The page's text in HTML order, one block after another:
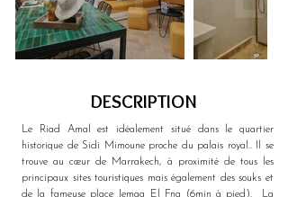
DESCRIPTION
Le Riad Amal est idéalement situé dans le quartier
historique de Sidi Mimoune proche du palais royal.. Il se
trouve au cœur de Marrakech, à proximité de tous les
principaux sites touristiques mais également des souks et
de la fameuse place Jemaa El Fna (6min à pied).  La